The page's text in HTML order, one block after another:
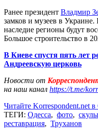
Ранее президент Владмир
замков и музеев в Украине.
наследие регионы будут
Большое строительство в
В Киеве спустя пять лет
Андреевскую церковь
Новости от
на наш канал https://t.me/
Читайте Korrespondent.net
ТЕГИ: Одесса, фото,
реставрация, Труханов